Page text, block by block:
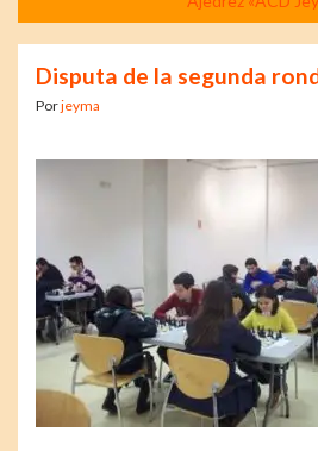
Disputa de la segunda
Porjeyma